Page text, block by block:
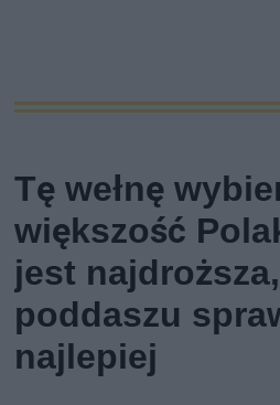
Tę wełnę
większość
jest
poddaszu
najlepiej